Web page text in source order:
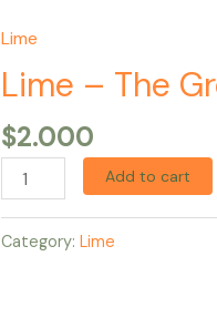
Lime
Lime – The
$2.000
Lime
–
The
Greatest
Hits
quantity
Add to cart
Category: Lime